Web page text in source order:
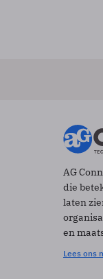
AG
die
laten
en
Lees ons